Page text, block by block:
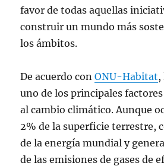
favor de todas aquellas
construir un mundo más
los ámbitos.
De acuerdo conONU-Habitat,
uno de los principales
al cambio climático. Aunque
2% de la superficie terrestre,
de la energía mundial y
de las emisiones de gases de